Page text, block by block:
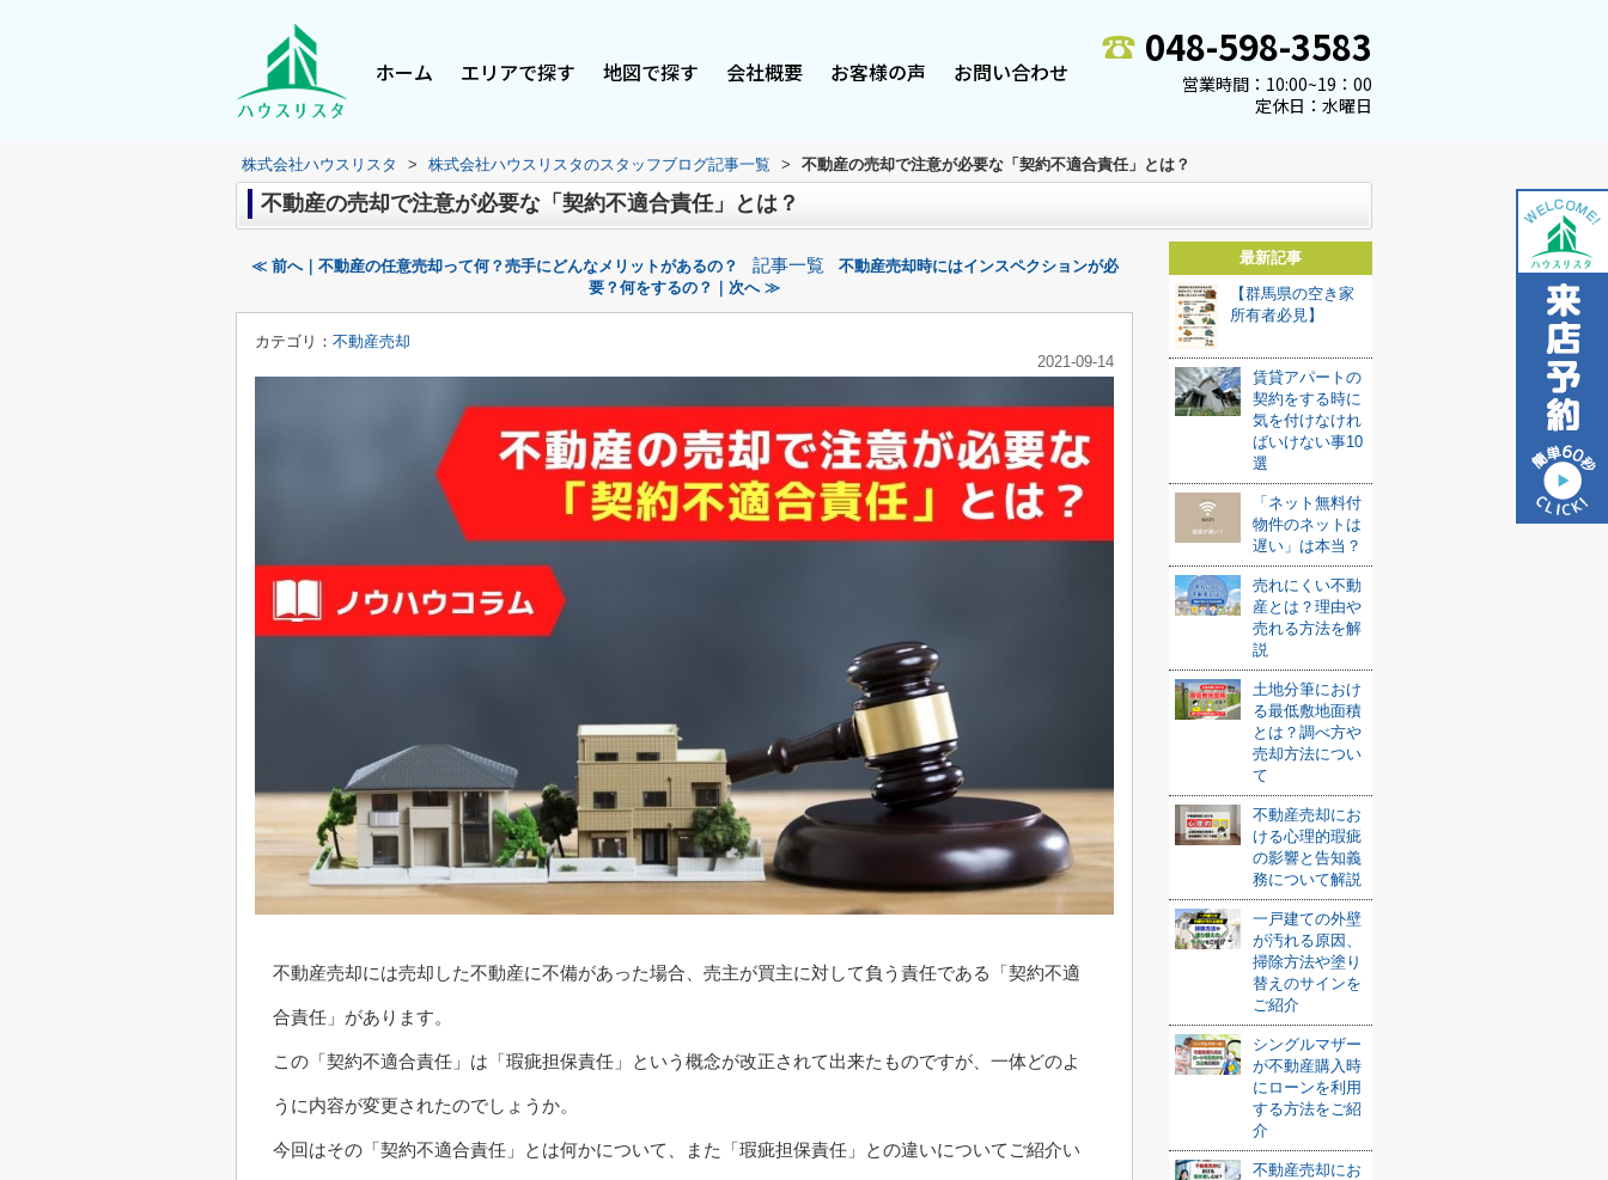
ホーム エリアで探す 地図で探す 会社概要 お客様の声 お問い合わせ
048-598-3583
営業時間：10:00~19：00
定休日：水曜日
株式会社ハウスリスタ > 株式会社ハウスリスタのスタッフブログ記事一覧 > 不動産の売却で注意が必要な「契約不適合責任」とは？
不動産の売却で注意が必要な「契約不適合責任」とは？
≪ 前へ｜不動産の任意売却って何？売手にどんなメリットがあるの？ 記事一覧
不動産売却時にはインスペクションが必
要？何をするの？｜次へ ≫
カテゴリ： 不動産売却
2021-09-14
不動産売却には売却した不動産に不備があった場合、売主が買主に対して負う責任である「契約不適
合責任」があります。
この「契約不適合責任」は「瑕疵担保責任」という概念が改正されて出来たものですが、一体どのよ
うに内容が変更されたのでしょうか。
今回はその「契約不適合責任」とは何かについて、また「瑕疵担保責任」との違いについてご紹介い
最新記事
【群馬県の空き家
所有者必見】
賃貸アパートの
契約をする時に
気を付けなけれ
ばいけない事10
選
「ネット無料付
物件のネットは
遅い」は本当？
売れにくい不動
産とは？理由や
売れる方法を解
説
土地分筆におけ
る最低敷地面積
とは？調べ方や
売却方法につい
て
不動産売却にお
ける心理的瑕疵
の影響と告知義
務について解説
一戸建ての外壁
が汚れる原因、
掃除方法や塗り
替えのサインを
ご紹介
シングルマザー
が不動産購入時
にローンを利用
する方法をご紹
介
不動産売却にお